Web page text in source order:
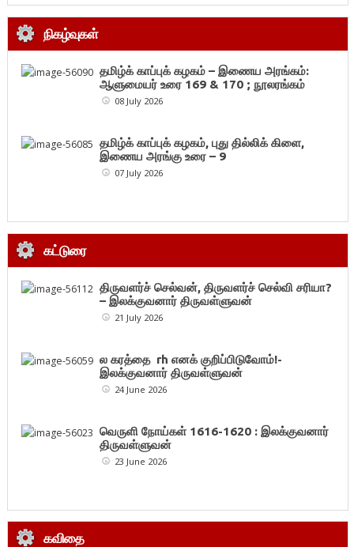
நிகழ்வுகள்
தமிழ்க் காப்புக் கழகம் – இணைய அரங்கம்:
ஆளுமையர் உரை 169 & 170 ; நூலரங்கம்
08 July 2026
தமிழ்க் காப்புக் கழகம், புது தில்லிக் கிளை,
இணைய அரங்கு உரை – 9
07 July 2026
கட்டுரை
திருவளர்ச் செல்வன், திருவளர்ச் செல்வி சரியா?
– இலக்குவனார் திருவள்ளுவன்
21 July 2026
ல கரத்தை rh எனக் குறிப்பிடுவோம்!-
இலக்குவனார் திருவள்ளுவன்
24 June 2026
வெருளி நோய்கள் 1616-1620 : இலக்குவனார்
திருவள்ளுவன்
23 June 2026
கவிதை